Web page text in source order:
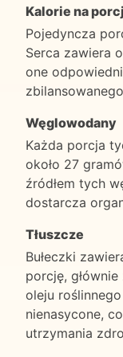
Kalorie na
Pojedyncza
Serca zawiera
one
Węglowodany
Każda porcja
około 27
źródłem tych
dostarcza
Tłuszcze
Bułeczki
porcję,
oleju
nienasycone,
utrzymania